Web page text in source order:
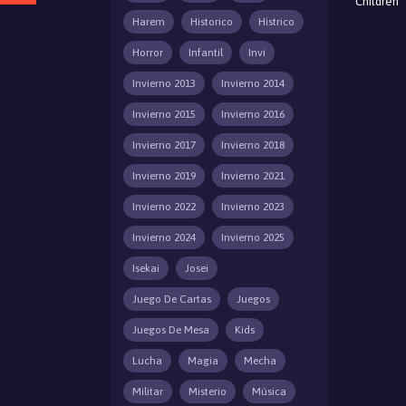
Harem Historico Histrico
Horror Infantil Invi
Invierno 2013 Invierno 2014
Invierno 2015 Invierno 2016
Invierno 2017 Invierno 2018
Invierno 2019 Invierno 2021
Invierno 2022 Invierno 2023
Invierno 2024 Invierno 2025
Isekai Josei
Juego De Cartas Juegos
Juegos De Mesa Kids
Lucha Magia Mecha
Militar Misterio Música